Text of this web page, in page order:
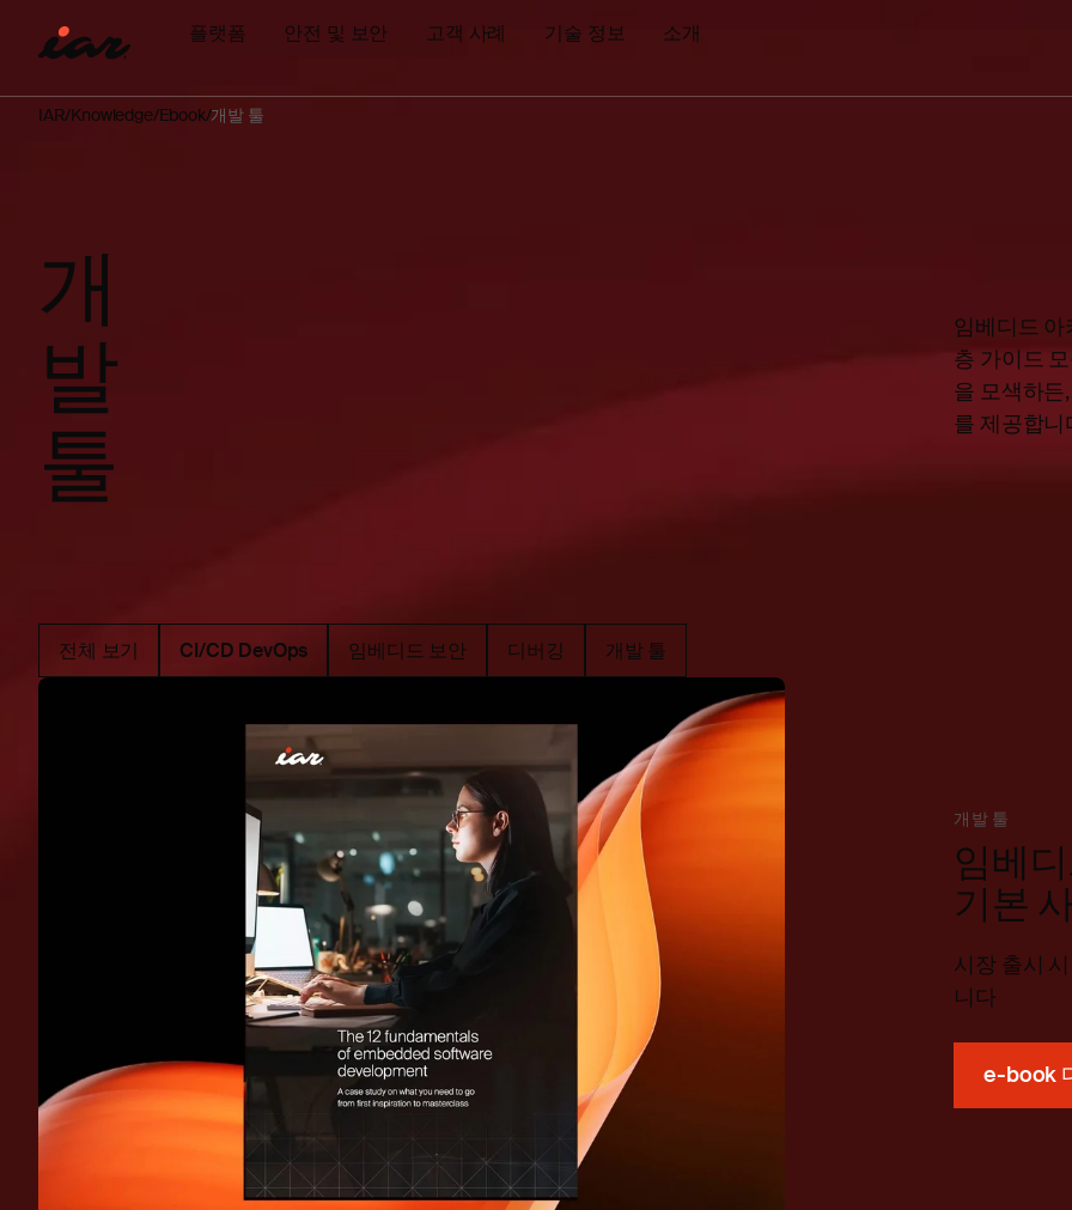
플랫폼 안전 및 보안 고객 사례 기술 정보 소개
IAR Knowledge Ebook 개발 툴
개
발
툴
임베디드 아
층 가이드
을 모색하
를 제공합니
전체 보기 CI/CD DevOps 임베디드 보안 디버깅 개발 툴
개발 툴
임베
기본
시장 출시
니다
e-book